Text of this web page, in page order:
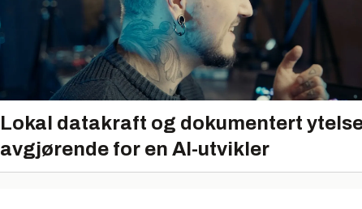
Lokal datakraft og dokumentert
avgjørende for en AI-utvikler